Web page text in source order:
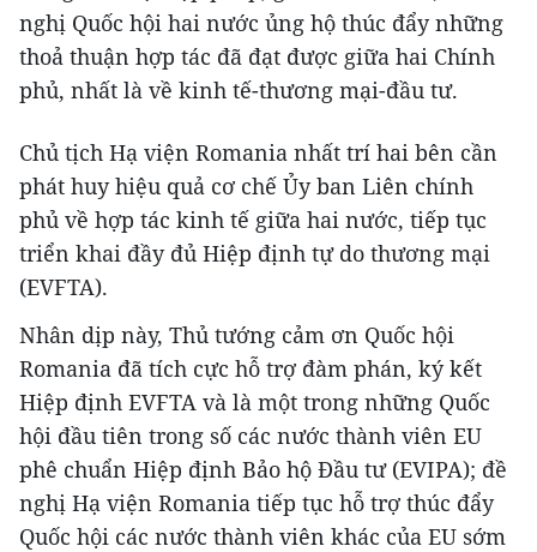
nghị Quốc hội hai nước ủng hộ thúc đẩy những
thoả thuận hợp tác đã đạt được giữa hai Chính
phủ, nhất là về kinh tế-thương mại-đầu tư.
Chủ tịch Hạ viện Romania nhất trí hai bên cần
phát huy hiệu quả cơ chế Ủy ban Liên chính
phủ về hợp tác kinh tế giữa hai nước, tiếp tục
triển khai đầy đủ Hiệp định tự do thương mại
(EVFTA).
Nhân dịp này, Thủ tướng cảm ơn Quốc hội
Romania đã tích cực hỗ trợ đàm phán, ký kết
Hiệp định EVFTA và là một trong những Quốc
hội đầu tiên trong số các nước thành viên EU
phê chuẩn Hiệp định Bảo hộ Đầu tư (EVIPA); đề
nghị Hạ viện Romania tiếp tục hỗ trợ thúc đẩy
Quốc hội các nước thành viên khác của EU sớm